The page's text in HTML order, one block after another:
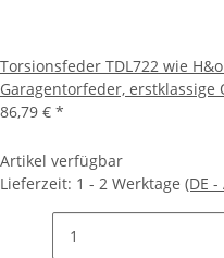
Torsionsfeder TDL722 wie
Garagentorfeder, erstklassige
86,79 € *
Artikel verfügbar
Lieferzeit: 1 - 2 Werktage (DE